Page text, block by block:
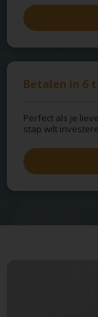
Betalen in 6
Perfect als je
stap wilt